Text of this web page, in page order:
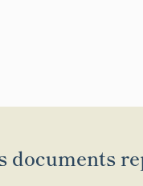
documents